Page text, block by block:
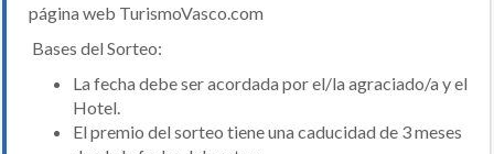
página web TurismoVasco.com
Bases del Sorteo:
La fecha debe ser acordada por el/la agraciado/a y el
Hotel.
El premio del sorteo tiene una caducidad de 3 meses